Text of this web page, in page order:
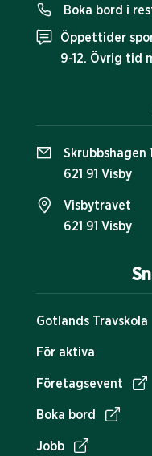
Gotlands Travskola
För aktiva
Företagsevent
Boka bord
Jobb
Boka bord i
Öppettider
9-12. Övrig tid
Skrubbshagen
621 91 Visby
Visbytravet
621 91 Visby